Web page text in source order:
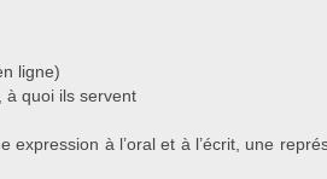
ligne)
à quoi ils servent
à l’oral et à l’écrit, une